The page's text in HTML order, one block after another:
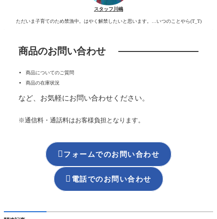
スタッフ川嶋
ただいま子育てのため禁漁中。はやく解禁したいと思います。…いつのことやら(T_T)
商品のお問い合わせ
商品についてのご質問
商品の在庫状況
など、お気軽にお問い合わせください。
※通信料・通話料はお客様負担となります。
 フォームでのお問い合わせ
 電話でのお問い合わせ